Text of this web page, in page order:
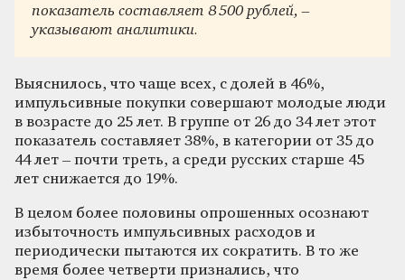
показатель составляет 8 500 рублей, –
указывают аналитики.
Выяснилось, что чаще всех, с долей в 46%,
импульсивные покупки совершают молодые люди
в возрасте до 25 лет. В группе от 26 до 34 лет этот
показатель составляет 38%, в категории от 35 до
44 лет – почти треть, а среди русских старше 45
лет снижается до 19%.
В целом более половины опрошенных осознают
избыточность импульсивных расходов и
периодически пытаются их сократить. В то же
время более четверти признались, что